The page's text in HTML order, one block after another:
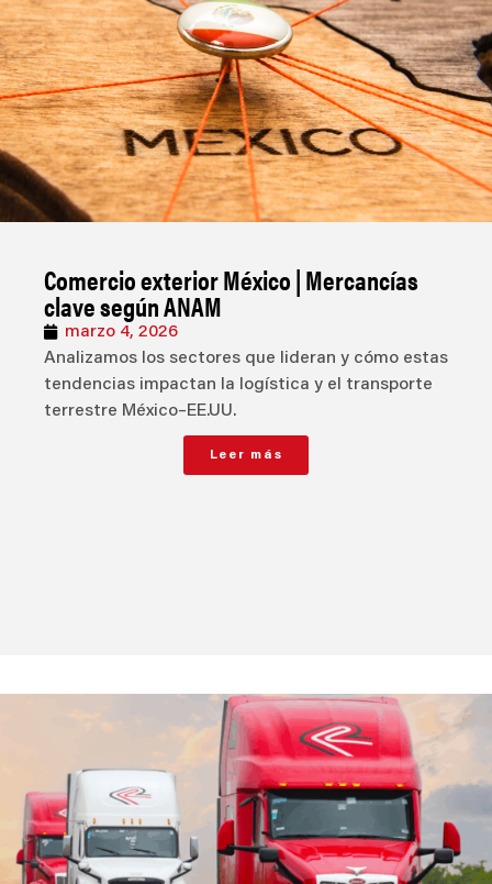
Comercio exterior México | Mercancías
clave según ANAM
marzo 4, 2026
Analizamos los sectores que lideran y cómo estas
tendencias impactan la logística y el transporte
terrestre México–EE.UU.
Leer más